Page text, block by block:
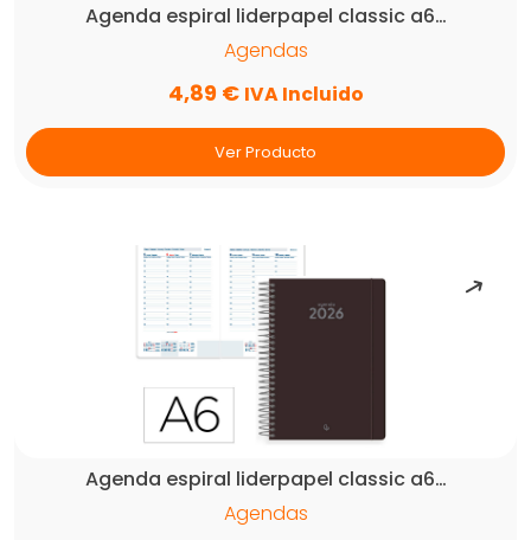
Agenda espiral liderpapel classic a6…
Agendas
4,89 € IVA Incluido
Ver Producto
Agenda espiral liderpapel classic a6…
Agendas